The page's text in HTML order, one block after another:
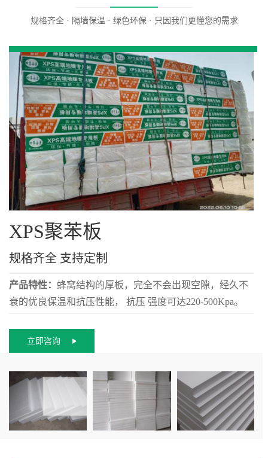
规格齐全 · 隔墙保温 · 绿色环保 · 只因我们更懂您的需求
XPS聚苯板
规格齐全 支持定制
产品特性： 蜂窝结构的厚板，完全不会出现空隙，经久不
衰的优良保温和抗压性能， 抗压 强度可达220-500Kpa。
立即咨询